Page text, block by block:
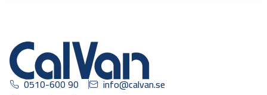
0510-600 90
info@calvan.se